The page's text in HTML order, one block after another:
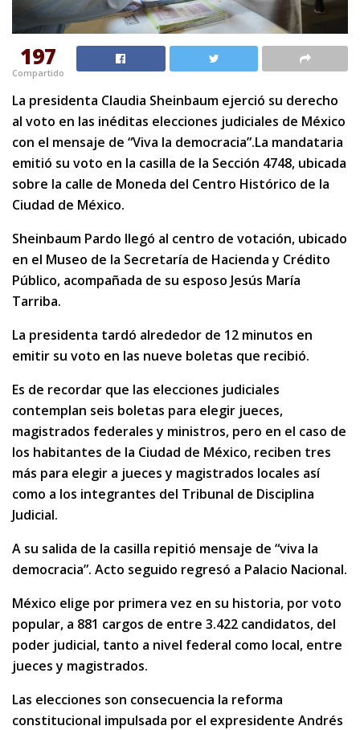
197
Compartido
La presidenta Claudia Sheinbaum ejerció su derecho
al voto en las inéditas elecciones judiciales de México
con el mensaje de “Viva la democracia”.La mandataria
emitió su voto en la casilla de la Sección 4748, ubicada
sobre la calle de Moneda del Centro Histórico de la
Ciudad de México.
Sheinbaum Pardo llegó al centro de votación, ubicado
en el Museo de la Secretaría de Hacienda y Crédito
Público, acompañada de su esposo Jesús María
Tarriba.
La presidenta tardó alrededor de 12 minutos en
emitir su voto en las nueve boletas que recibió.
Es de recordar que las elecciones judiciales
contemplan seis boletas para elegir jueces,
magistrados federales y ministros, pero en el caso de
los habitantes de la Ciudad de México, reciben tres
más para elegir a jueces y magistrados locales así
como a los integrantes del Tribunal de Disciplina
Judicial.
A su salida de la casilla repitió mensaje de “viva la
democracia”. Acto seguido regresó a Palacio Nacional.
México elige por primera vez en su historia, por voto
popular, a 881 cargos de entre 3.422 candidatos, del
poder judicial, tanto a nivel federal como local, entre
jueces y magistrados.
Las elecciones son consecuencia la reforma
constitucional impulsada por el expresidente Andrés